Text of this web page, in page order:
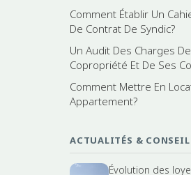
Comment Établir Un
De Contrat De Syndic?
Un Audit Des Charges
Copropriété Et De Ses
Comment Mettre En
Appartement?
ACTUALITÉS &
Évolution des